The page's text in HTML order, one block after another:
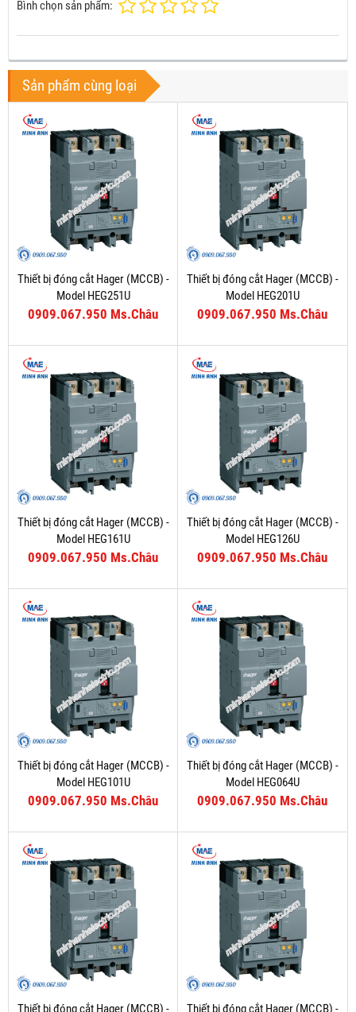
Bình chọn sản phẩm:
Sản phẩm cùng loại
Thiết bị đóng cắt Hager (MCCB) -
Model HEG251U
0909.067.950 Ms.Châu
Thiết bị đóng cắt Hager (MCCB) -
Model HEG201U
0909.067.950 Ms.Châu
Thiết bị đóng cắt Hager (MCCB) -
Model HEG161U
0909.067.950 Ms.Châu
Thiết bị đóng cắt Hager (MCCB) -
Model HEG126U
0909.067.950 Ms.Châu
Thiết bị đóng cắt Hager (MCCB) -
Model HEG101U
0909.067.950 Ms.Châu
Thiết bị đóng cắt Hager (MCCB) -
Model HEG064U
0909.067.950 Ms.Châu